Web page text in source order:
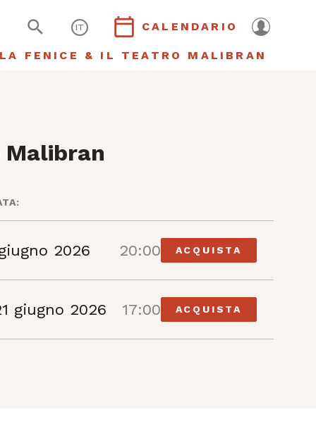
IT CALENDARIO
LA FENICE & IL TEATRO MALIBRAN
Malibran
2026 20:00 ACQUISTA
giugno 2026 17:00 ACQUISTA